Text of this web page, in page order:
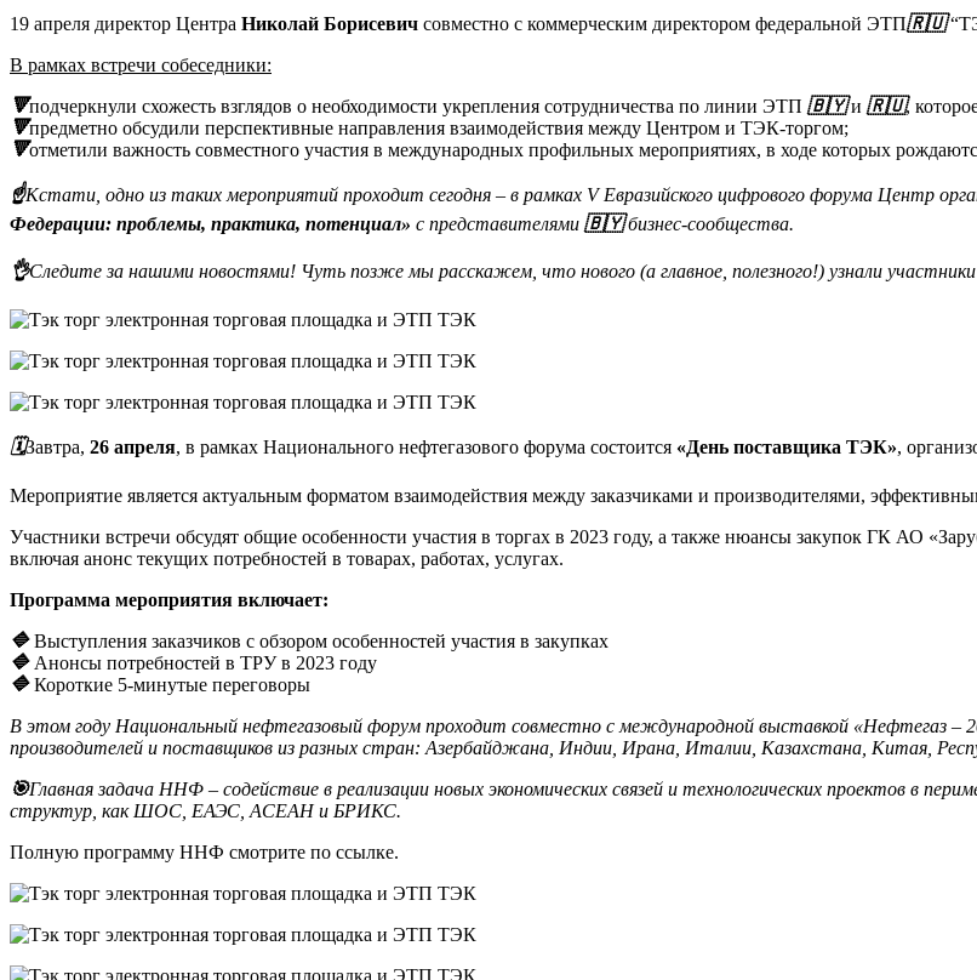
19 апреля директор Центра Николай Борисевич совместно с коммерческим директором федеральной ЭТП🇷🇺
В рамках встречи собеседники:
🔻подчеркнули схожесть взглядов о необходимости укрепления сотрудничества по линии ЭТП 🇧🇾и 🇷🇺,
🔻предметно обсудили перспективные направления взаимодействия между Центром и ТЭК-торгом;
🔻отметили важность совместного участия в международных профильных мероприятиях, в ходе которых
☝️Кстати, одно из таких мероприятий проходит сегодня – в рамках V Евразийского цифрового форума Центр
Федерации: проблемы, практика, потенциал» с представителями 🇧🇾бизнес-cообщества.
👌Следите за нашими новостями! Чуть позже мы расскажем, что нового (а главное, полезного!) узнали участники
🗓Завтра, 26 апреля, в рамках Национального нефтегазового форума состоится «День поставщика ТЭК»,
Мероприятие является актуальным форматом взаимодействия между заказчиками и производителями,
Участники встречи обсудят общие особенности участия в торгах в 2023 году, а также нюансы закупок ГК АО
включая анонс текущих потребностей в товарах, работах, услугах.
Программа мероприятия включает:
🔷Выступления заказчиков с обзором особенностей участия в закупках
🔷Анонсы потребностей в ТРУ в 2023 году
🔷Короткие 5-минутые переговоры
В этом году Национальный нефтегазовый форум проходит совместно с международной выставкой «Нефтегаз –
производителей и поставщиков из разных стран: Азербайджана, Индии, Ирана, Италии, Казахстана, Китая,
🎯Главная задача ННФ – содействие в реализации новых экономических связей и технологических проектов в
структур, как ШОС, ЕАЭС, АСЕАН и БРИКС.
Полную программу ННФ смотрите по ссылке.